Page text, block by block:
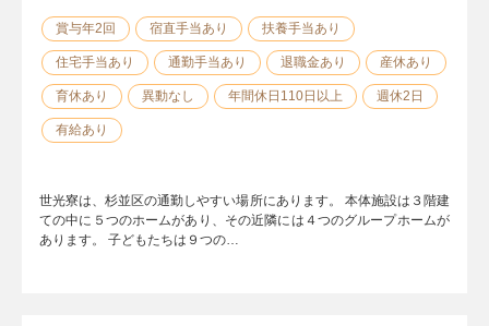
賞与年2回 宿直手当あり 扶養手当あり
住宅手当あり 通勤手当あり 退職金あり 産休あり
育休あり 異動なし 年間休日110日以上 週休2日
有給あり
世光寮は、杉並区の通勤しやすい場所にあります。 本体施設は３階建
ての中に５つのホームがあり、その近隣には４つのグループホームが
あります。 子どもたちは９つの…